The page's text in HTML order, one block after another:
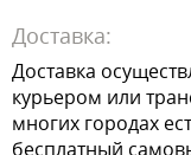
Доставка:
Доставка
курьером или
многих городах
бесплатный